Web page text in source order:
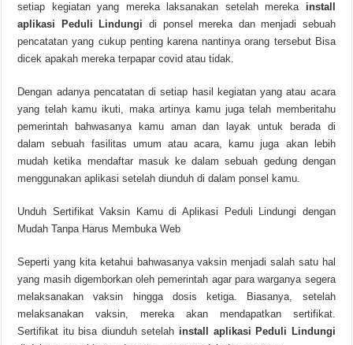
setiap kegiatan yang mereka laksanakan setelah mereka install
aplikasi Peduli Lindungi di ponsel mereka dan menjadi sebuah
pencatatan yang cukup penting karena nantinya orang tersebut Bisa
dicek apakah mereka terpapar covid atau tidak.
Dengan adanya pencatatan di setiap hasil kegiatan yang atau acara
yang telah kamu ikuti, maka artinya kamu juga telah memberitahu
pemerintah bahwasanya kamu aman dan layak untuk berada di
dalam sebuah fasilitas umum atau acara, kamu juga akan lebih
mudah ketika mendaftar masuk ke dalam sebuah gedung dengan
menggunakan aplikasi setelah diunduh di dalam ponsel kamu.
Unduh Sertifikat Vaksin Kamu di Aplikasi Peduli Lindungi dengan
Mudah Tanpa Harus Membuka Web
Seperti yang kita ketahui bahwasanya vaksin menjadi salah satu hal
yang masih digemborkan oleh pemerintah agar para warganya segera
melaksanakan vaksin hingga dosis ketiga. Biasanya, setelah
melaksanakan vaksin, mereka akan mendapatkan sertifikat.
Sertifikat itu bisa diunduh setelah install aplikasi Peduli Lindungi